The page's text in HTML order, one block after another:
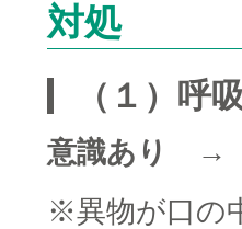
対処
（１）呼
意識あり
→
※異物が口の